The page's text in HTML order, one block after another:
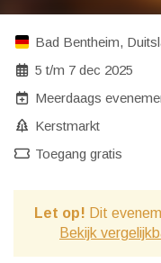
Bad Bentheim,
5 t/m 7 dec 2025
Meerdaags
Kerstmarkt
Toegang gratis
Let op! Dit
Bekijk